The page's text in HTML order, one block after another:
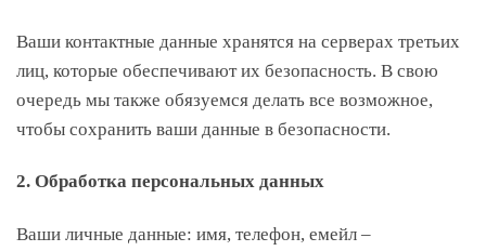
Ваши контактные данные хранятся на серверах третьих
лиц, которые обеспечивают их безопасность. В свою
очередь мы также обязуемся делать все возможное,
чтобы сохранить ваши данные в безопасности.
2. Обработка персональных данных
Ваши личные данные: имя, телефон, емейл –